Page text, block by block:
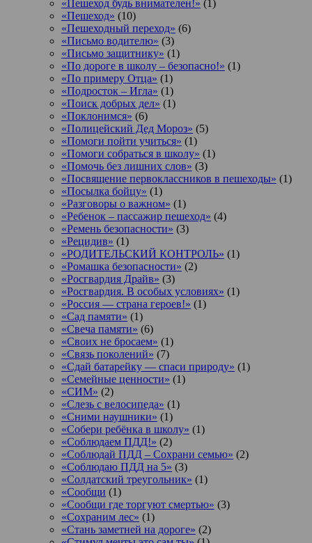
«Пешеход будь внимателен!» (1)
«Пешеход» (10)
«Пешеходный переход» (6)
«Письмо водителю» (3)
«Письмо защитнику» (1)
«По дороге в школу – безопасно!» (1)
«По примеру Отца» (1)
«Подросток ‒ Игла» (1)
«Поиск добрых дел» (1)
«Поклонимся» (6)
«Полицейский Дед Мороз» (5)
«Помоги пойти учиться» (1)
«Помоги собраться в школу» (1)
«Помочь без лишних слов» (3)
«Посвящение первоклассников в пешеходы» (1)
«Посылка бойцу» (1)
«Разговоры о важном» (1)
«Ребенок – пассажир пешеход» (4)
«Ремень безопасности» (3)
«Рецидив» (1)
«РОДИТЕЛЬСКИЙ КОНТРОЛЬ» (1)
«Ромашка безопасности» (2)
«Росгвардия Драйв» (3)
«Росгвардия. В особых условиях» (1)
«Россия — страна героев!» (1)
«Сад памяти» (1)
«Свеча памяти» (6)
«Своих не бросаем» (1)
«Связь поколений» (7)
«Сдай батарейку — спаси природу» (1)
«Семейные ценности» (1)
«СИМ» (2)
«Слезь с велосипеда» (1)
«Сними наушники» (1)
«Собери ребёнка в школу» (1)
«Соблюдаем ПДД!» (2)
«Соблюдай ПДД – Сохрани семью» (2)
«Соблюдаю ПДД на 5» (3)
«Солдатский треугольник» (1)
«Сообщи (1)
«Сообщи где торгуют смертью» (3)
«Сохраним лес» (1)
«Стань заметней на дороге» (2)